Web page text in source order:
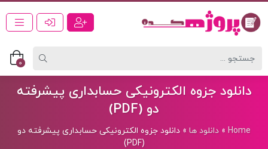
0
دانلود جزوه الکترونیکی حسابداری پیشرفته
دو (PDF)
Home
» دانلود ها » دانلود جزوه الکترونیکی حسابداری پیشرفته دو
(PDF)